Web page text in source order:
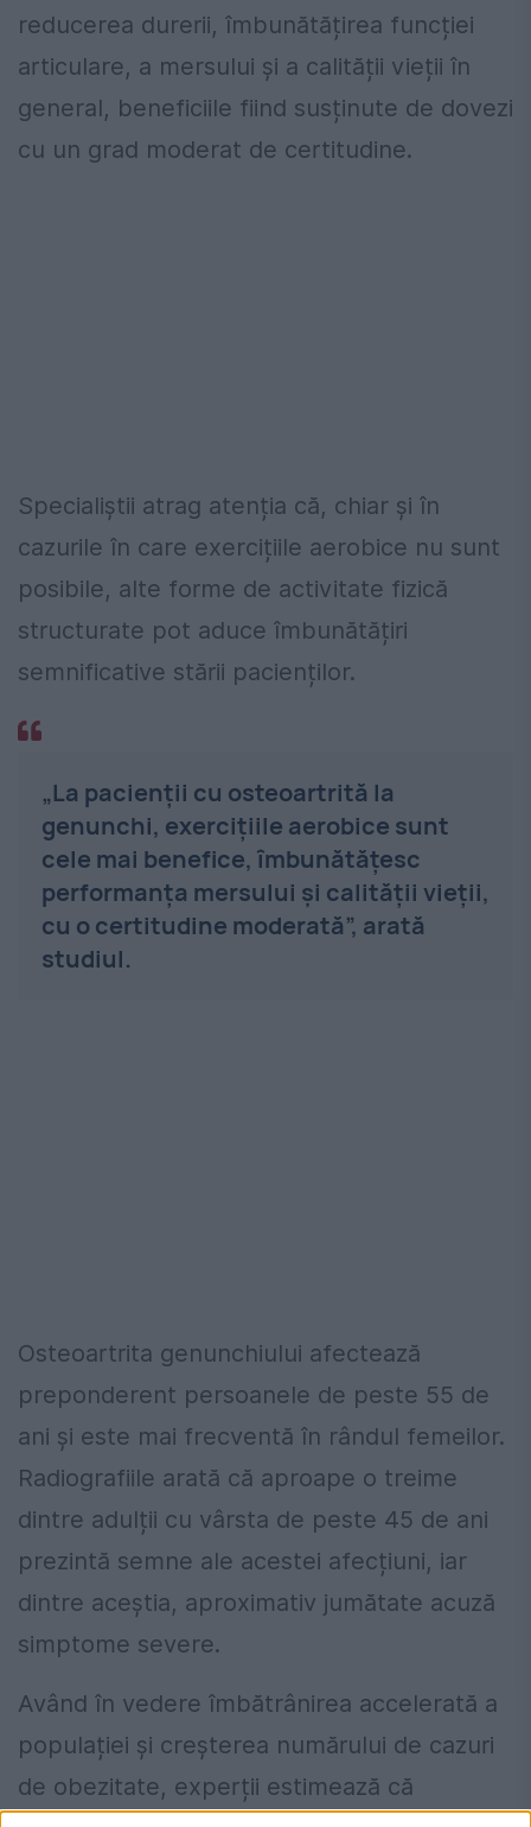
reducerea durerii, îmbunătățirea funcției
articulare, a mersului și a calității vieții în
general, beneficiile fiind susținute de dovezi
cu un grad moderat de certitudine.
Specialiștii atrag atenția că, chiar și în
cazurile în care exercițiile aerobice nu sunt
posibile, alte forme de activitate fizică
structurate pot aduce îmbunătățiri
semnificative stării pacienților.
„La pacienții cu osteoartrită la
genunchi, exercițiile aerobice sunt
cele mai benefice, îmbunătățesc
performanța mersului și calității vieții,
cu o certitudine moderată”, arată
studiul.
Osteoartrita genunchiului afectează
preponderent persoanele de peste 55 de
ani și este mai frecventă în rândul femeilor.
Radiografiile arată că aproape o treime
dintre adulții cu vârsta de peste 45 de ani
prezintă semne ale acestei afecțiuni, iar
dintre aceștia, aproximativ jumătate acuză
simptome severe.
Având în vedere îmbătrânirea accelerată a
populației și creșterea numărului de cazuri
de obezitate, experții estimează că